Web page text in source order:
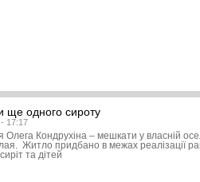
ще одного сироту
17:17
Олега Кондрухіна – мешкати у власній
Житло придбано в межах реалізації
та дітей